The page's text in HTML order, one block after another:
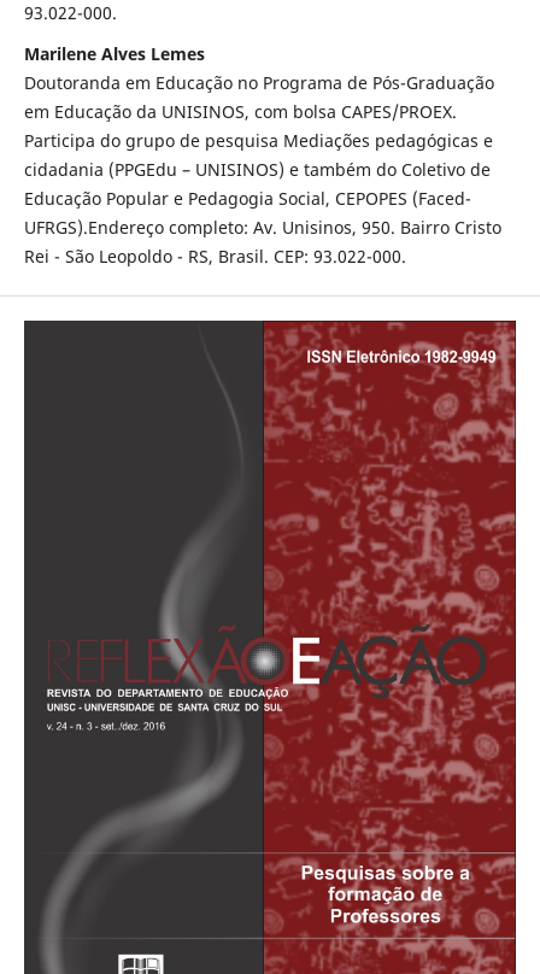
93.022-000.
Marilene Alves Lemes
Doutoranda em Educação no Programa de Pós-Graduação
em Educação da UNISINOS, com bolsa CAPES/PROEX.
Participa do grupo de pesquisa Mediações pedagógicas e
cidadania (PPGEdu – UNISINOS) e também do Coletivo de
Educação Popular e Pedagogia Social, CEPOPES (Faced-
UFRGS).Endereço completo: Av. Unisinos, 950. Bairro Cristo
Rei - São Leopoldo - RS, Brasil. CEP: 93.022-000.